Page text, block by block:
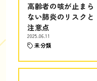
高齢者の咳が止まら
ない肺炎のリスクと
注意点
2025.06.11
未分類